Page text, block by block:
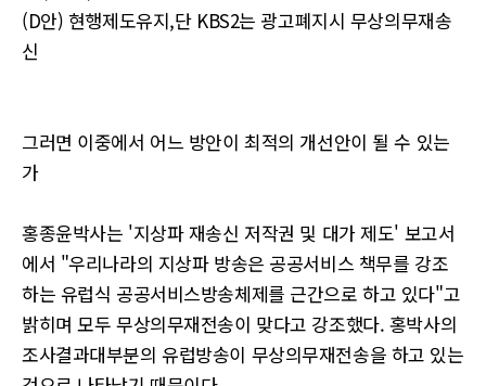
(D안) 현행제도유지,단 KBS2는 광고폐지시 무상의무재송
신
그러면 이중에서 어느 방안이 최적의 개선안이 될 수 있는
가
홍종윤박사는 '지상파 재송신 저작권 및 대가 제도' 보고서
에서 "우리나라의 지상파 방송은 공공서비스 책무를 강조
하는 유럽식 공공서비스방송체제를 근간으로 하고 있다"고
밝히며 모두 무상의무재전송이 맞다고 강조했다. 홍박사의
조사결과대부분의 유럽방송이 무상의무재전송을 하고 있는